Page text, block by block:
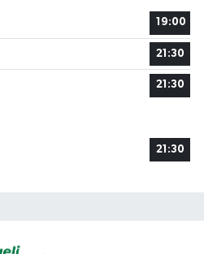
19:00
21:30
21:30
21:30